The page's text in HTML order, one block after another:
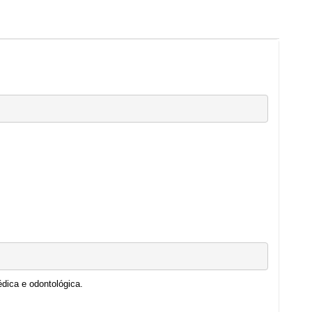
e odontológica.